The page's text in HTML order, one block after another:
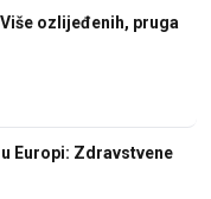
ozlijeđenih, pruga
Europi: Zdravstvene